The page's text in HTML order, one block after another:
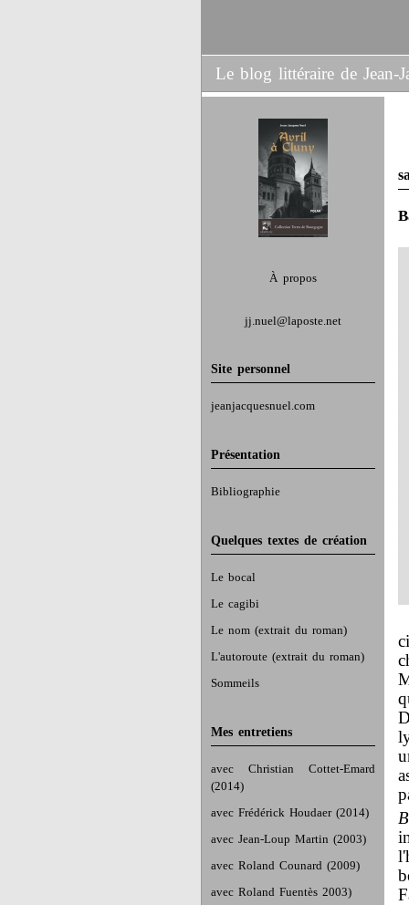
Le blog littéraire de Jean-
À propos
jj.nuel@laposte.net
Site personnel
jeanjacquesnuel.com
Présentation
Bibliographie
Quelques textes de création
Le bocal
Le cagibi
Le nom (extrait du roman)
L'autoroute (extrait du roman)
Sommeils
Mes entretiens
avec Christian Cottet-Emard
(2014)
avec Frédérick Houdaer (2014)
avec Jean-Loup Martin (2003)
avec Roland Counard (2009)
avec Roland Fuentès 2003)